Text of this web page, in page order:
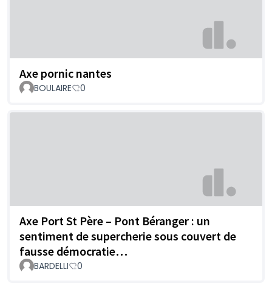
Axe pornic nantes
BOULAIRE 0
Axe Port St Père – Pont Béranger : un
sentiment de supercherie sous couvert de
fausse démocratie…
BARDELLI 0